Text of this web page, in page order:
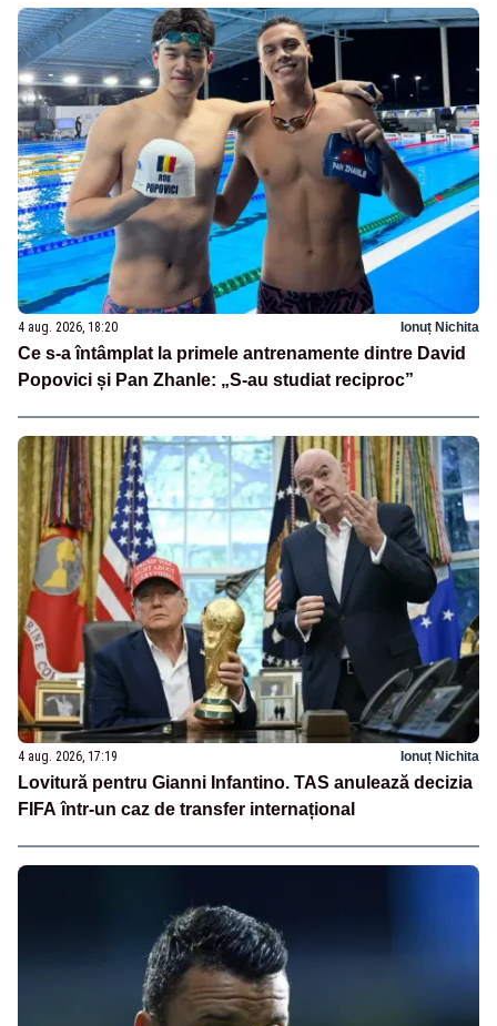
4 aug. 2026, 18:20 Ionuț Nichita
Ce s-a întâmplat la primele antrenamente dintre David
Popovici și Pan Zhanle: „S-au studiat reciproc”
4 aug. 2026, 17:19 Ionuț Nichita
Lovitură pentru Gianni Infantino. TAS anulează decizia
FIFA într-un caz de transfer internațional